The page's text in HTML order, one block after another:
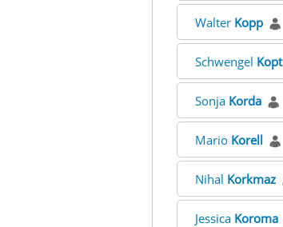
Walter Kopp
Schwengel Kopt
Sonja Korda
Mario Korell
Nihal Korkmaz
Jessica Koroma